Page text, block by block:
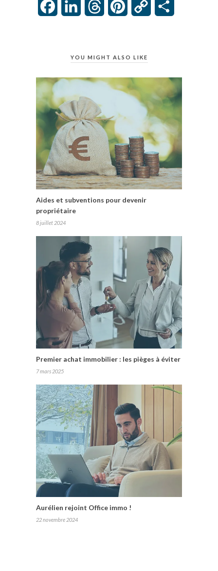
FacebookLinkedIn Threads Pinterest Copy
YOU MIGHT ALSO LIKE
Aides et subventions pour devenir
propriétaire
8 juillet 2024
Premier achat immobilier : les pièges à éviter
7 mars 2025
Aurélien rejoint Office immo !
22 novembre 2024